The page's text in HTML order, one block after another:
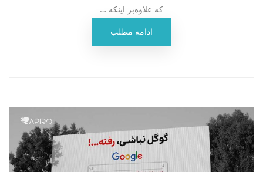
که علاوه‌بر اینکه …
ادامه مطلب